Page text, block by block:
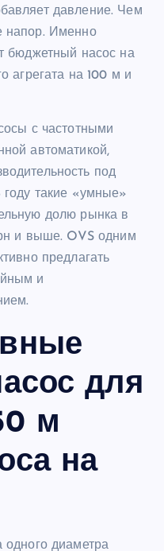
давление. Чем
напор. Именно
бюджетный насос на
агрегата на 100 м и
с частотными
автоматикой,
под
такие «умные»
долю рынка в
и выше. OVS одним
предлагать
и
для
м
на
диаметра